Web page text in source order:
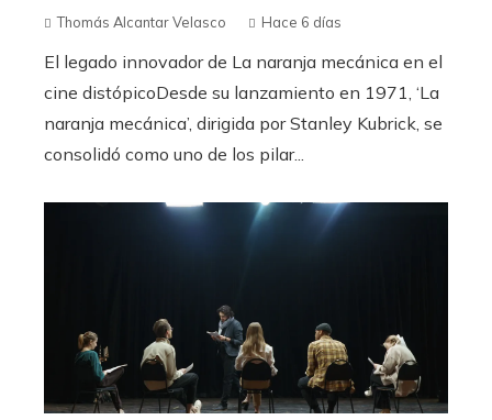
Thomás Alcantar Velasco Hace 6 días
El legado innovador de La naranja mecánica en el
cine distópicoDesde su lanzamiento en 1971, ‘La
naranja mecánica’, dirigida por Stanley Kubrick, se
consolidó como uno de los pilar...